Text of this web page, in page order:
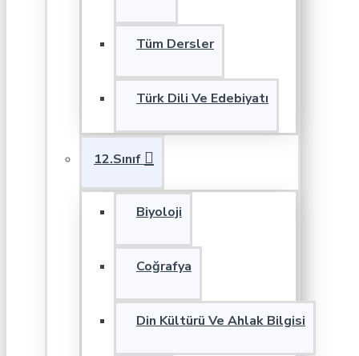
Tüm Dersler
Türk Dili Ve Edebiyatı
12.Sınıf
Biyoloji
Coğrafya
Din Kültürü Ve Ahlak Bilgisi